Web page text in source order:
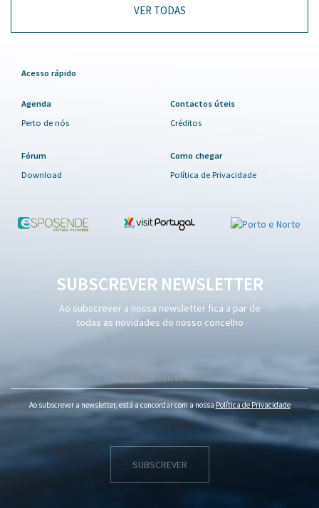
VER TODAS
Acesso rápido
Agenda
Perto de nós
Contactos úteis
Créditos
Fórum
Download
Como chegar
Política de Privacidade
SUBSCREVER NEWSLETTER
Ao subscrever a nossa newsletter fica a par de
todas as novidades do nosso concelho
Ao subscrever a newsletter, está a concordar com a nossa Política de Privacidade
SUBSCREVER